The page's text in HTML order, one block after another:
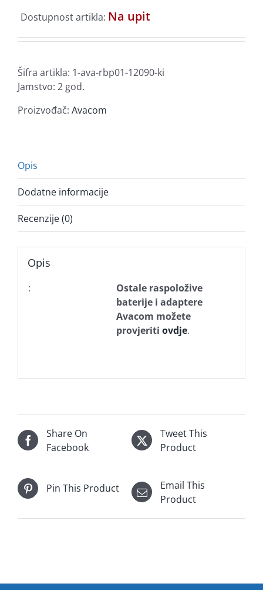
Dostupnost artikla: Na upit
Šifra artikla: 1-ava-rbp01-12090-ki
Jamstvo: 2 god.
Proizvođač: Avacom
Opis
Dodatne informacije
Recenzije (0)
Opis
:
Ostale raspoložive
baterije i adaptere
Avacom možete
provjeriti ovdje.
Share On
Facebook
Tweet This
Product
Pin This Product
Email This
Product